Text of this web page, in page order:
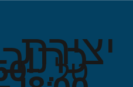
טל.
יצירת